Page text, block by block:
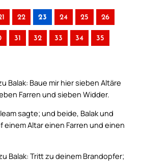
22 23 24 25 26
31 32 33 34 35
Balak: Baue mir hier sieben Altäre
Farren und sieben Widder.
sagte; und beide, Balak und
einem Altar einen Farren und einen
Balak: Tritt zu deinem Brandopfer;